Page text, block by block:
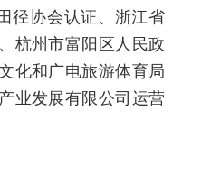
径协会认证、浙江省
杭州市富阳区人民政
化和广电旅游体育局
业发展有限公司运营